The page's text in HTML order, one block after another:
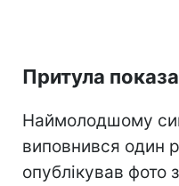
Притула
Наймолодшому
виповнився один
опублікував фото